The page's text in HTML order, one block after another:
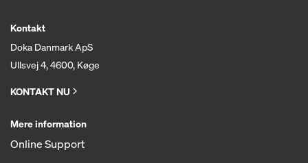
Kontakt
Doka Danmark ApS
Ullsvej 4, 4600, Køge
KONTAKT NU
Mere information
Online Support